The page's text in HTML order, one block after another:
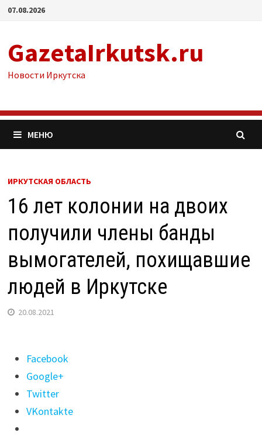
Перейти
07.08.2026
GazetaIrkutsk.ru
Новости Иркутска
МЕНЮ
ИРКУТСКАЯ ОБЛАСТЬ
16 лет колонии на двоих
получили члены банды
вымогателей, похищавшие
людей в Иркутске
20.08.2021
Поделиться
"16
лет
колонии
на
Facebook
Google+
Twitter
VKontakte